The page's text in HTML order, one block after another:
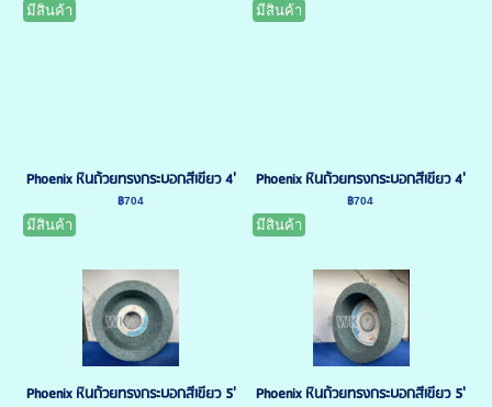
มีสินค้า มีสินค้า
Phoenix หินถ้วยทรงกระบอกสีเขียว 4'
฿704
มีสินค้า
Phoenix หินถ้วยทรงกระบอกสีเขียว 4'
฿704
มีสินค้า
Phoenix หินถ้วยทรงกระบอกสีเขียว 5' Phoenix หินถ้วยทรงกระบอกสีเขียว 5'